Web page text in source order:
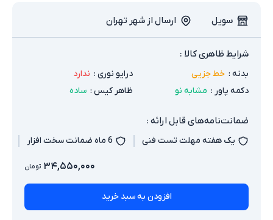
سویل ارسال از شهر تهران
شرایط ظاهری کالا :
بدنه : خط جزیی درایو نوری : ندارد
دکمه پاور : مشابه نو ظاهر کیس : ساده
ضمانت‌نامه‌های قابل ارائه :
یک هفته مهلت تست فنی 6 ماه ضمانت سخت افزار
۳۴,۵۵۰,۰۰۰ تومان
افزودن به سبد خرید